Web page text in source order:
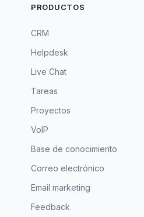
PRODUCTOS
CRM
Helpdesk
Live Chat
Tareas
Proyectos
VoIP
Base de conocimiento
Correo electrónico
Email marketing
Feedback